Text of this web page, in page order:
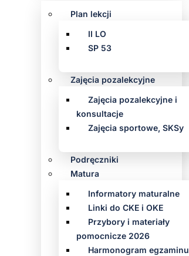
Plan lekcji
II LO
SP 53
Zajęcia pozalekcyjne
Zajęcia pozalekcyjne i
konsultacje
Zajęcia sportowe, SKSy
Podręczniki
Matura
Informatory maturalne
Linki do CKE i OKE
Przybory i materiały
pomocnicze 2026
Harmonogram egzaminu